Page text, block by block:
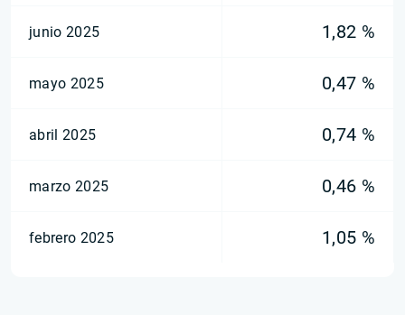
junio 2025 1,82 %
mayo 2025 0,47 %
abril 2025 0,74 %
marzo 2025 0,46 %
febrero 2025 1,05 %